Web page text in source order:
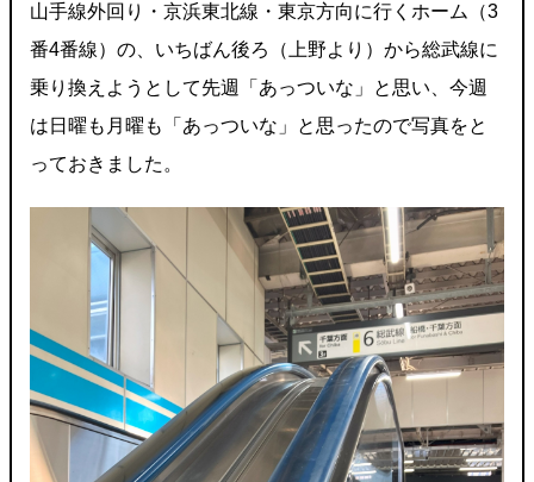
山手線外回り・京浜東北線・東京方向に行くホーム（3
番4番線）の、いちばん後ろ（上野より）から総武線に
乗り換えようとして先週「あっついな」と思い、今週
は日曜も月曜も「あっついな」と思ったので写真をと
っておきました。